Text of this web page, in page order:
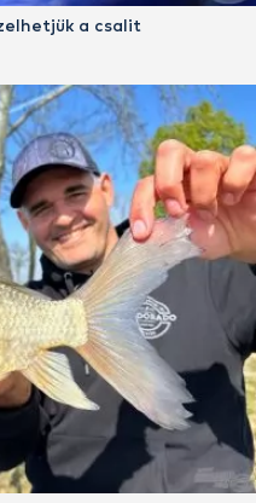
a csalit